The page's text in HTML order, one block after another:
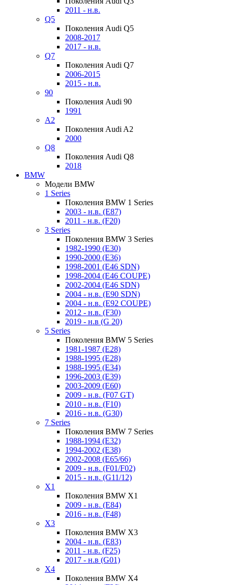
2011 - н.в.
Q5
Поколения Audi Q5
2008-2017
2017 - н.в.
Q7
Поколения Audi Q7
2006-2015
2015 - н.в.
90
Поколения Audi 90
1991
A2
Поколения Audi A2
2000
Q8
Поколения Audi Q8
2018
BMW
Модели BMW
1 Series
Поколения BMW 1 Series
2003 - н.в. (E87)
2011 - н.в. (F20)
3 Series
Поколения BMW 3 Series
1982-1990 (E30)
1990-2000 (E36)
1998-2001 (E46 SDN)
1998-2004 (E46 COUPE)
2002-2004 (E46 SDN)
2004 - н.в. (E90 SDN)
2004 - н.в. (E92 COUPE)
2012 - н.в. (F30)
2019 - н.в (G 20)
5 Series
Поколения BMW 5 Series
1981-1987 (E28)
1988-1995 (E28)
1988-1995 (E34)
1996-2003 (E39)
2003-2009 (E60)
2009 - н.в. (F07 GT)
2010 - н.в. (F10)
2016 - н.в. (G30)
7 Series
Поколения BMW 7 Series
1988-1994 (E32)
1994-2002 (E38)
2002-2008 (E65/66)
2009 - н.в. (F01/F02)
2015 - н.в. (G11/12)
X1
Поколения BMW X1
2009 - н.в. (E84)
2016 - н.в. (F48)
X3
Поколения BMW X3
2004 - н.в. (E83)
2011 - н.в. (F25)
2017 - н.в (G01)
X4
Поколения BMW X4